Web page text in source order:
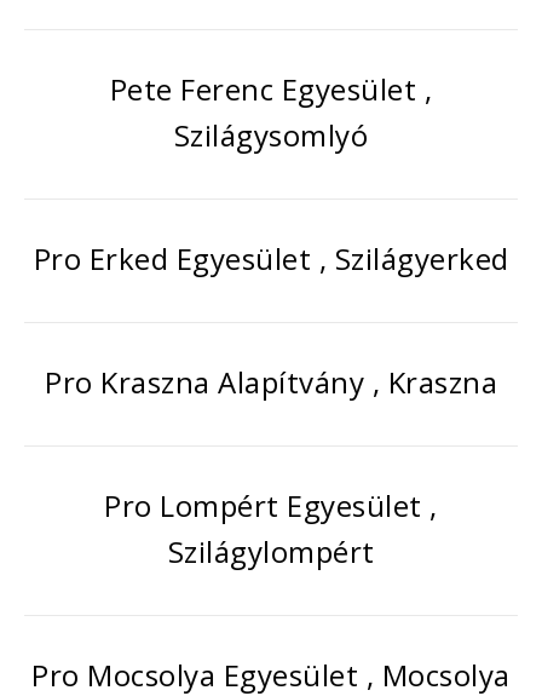
Pete Ferenc Egyesület ,
Szilágysomlyó
Pro Erked Egyesület , Szilágyerked
Pro Kraszna Alapítvány , Kraszna
Pro Lompért Egyesület ,
Szilágylompért
Pro Mocsolya Egyesület , Mocsolya